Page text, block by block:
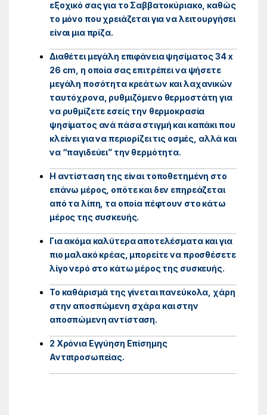
εξοχικό σας για το Σαββατοκύριακο, καθώς
το μόνο που χρειάζεται για να λειτουργήσει
είναι μια πρίζα.
Διαθέτει μεγάλη επιφάνεια ψησίματος 34 x
26 cm, η οποία σας επιτρέπει να ψήσετε
μεγάλη ποσότητα κρεάτων και λαχανικών
ταυτόχρονα, ρυθμιζόμενο θερμοστάτη για
να ρυθμίζετε εσείς την θερμοκρασία
ψησίματος ανά πάσα στιγμή και καπάκι που
κλείνει για να περιορίζει τις οσμές, αλλά και
να “παγιδεύει” την θερμότητα.
Η αντίσταση της είναι τοποθετημένη στο
επάνω μέρος, οπότε και δεν επηρεάζεται
από τα λίπη, τα οποία πέφτουν στο κάτω
μέρος της συσκευής.
Για ακόμα καλύτερα αποτελέσματα και για
πιο μαλακό κρέας, μπορείτε να προσθέσετε
λίγο νερό στο κάτω μέρος της συσκευής.
Το καθάρισμά της γίνεται πανεύκολα, χάρη
στην αποσπώμενη σχάρα και στην
αποσπώμενη αντίσταση.
2 Χρόνια Εγγύηση Επίσημης
Αντιπροσωπείας.